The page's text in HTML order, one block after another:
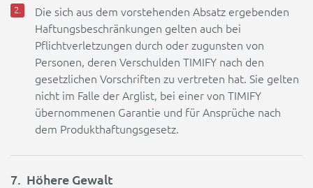
Die sich aus dem vorstehenden Absatz ergebenden
Haftungsbeschränkungen gelten auch bei
Pflichtverletzungen durch oder zugunsten von
Personen, deren Verschulden TIMIFY nach den
gesetzlichen Vorschriften zu vertreten hat. Sie gelten
nicht im Falle der Arglist, bei einer von TIMIFY
übernommenen Garantie und für Ansprüche nach
dem Produkthaftungsgesetz.
7. Höhere Gewalt